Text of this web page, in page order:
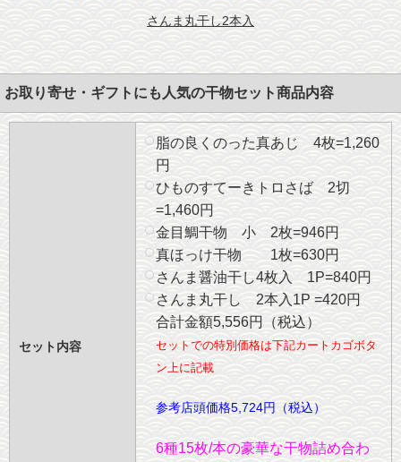
さんま丸干し2本入
お取り寄せ・ギフトにも人気の干物セット商品内容
セット内容
脂の良くのった真あじ 4枚=1,260
円
ひものすてーきトロさば 2切
=1,460円
金目鯛干物 小 2枚=946円
真ほっけ干物 1枚=630円
さんま醤油干し4枚入 1P=840円
さんま丸干し 2本入1P =420円
合計金額5,556円（税込）
セットでの特別価格は下記カートカゴボタ
ン上に記載
参考店頭価格5,724円（税込）
6種15枚/本の豪華な干物詰め合わ